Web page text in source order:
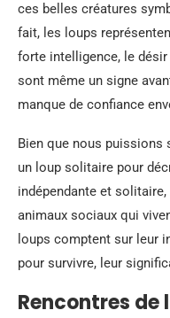
ces belles créatures
fait, les loups
forte intelligence, le
sont même un signe
manque de confiance
Bien que nous
un loup solitaire pour
indépendante et
animaux sociaux qui
loups comptent sur leur
pour survivre, leur
Rencontres de